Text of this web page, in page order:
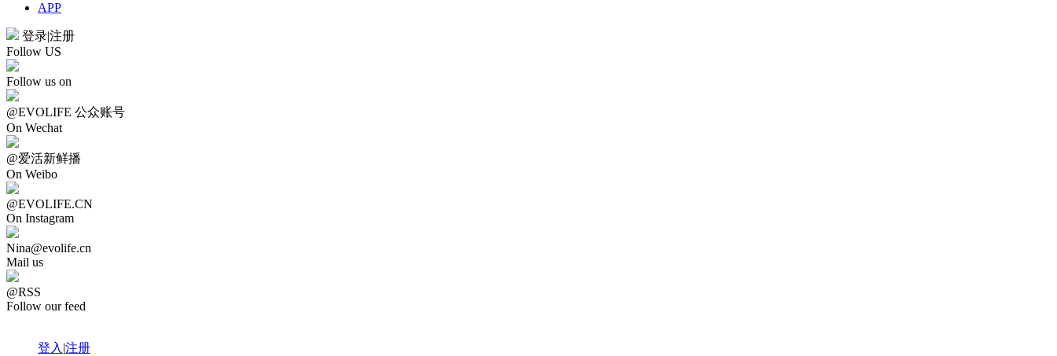
APP
登录|注册
Follow US
Follow us on
@EVOLIFE 公众账号
On Wechat
@爱活新鲜播
On Weibo
@EVOLIFE.CN
On Instagram
Nina@evolife.cn
Mail us
@RSS
Follow our feed
登入|注册